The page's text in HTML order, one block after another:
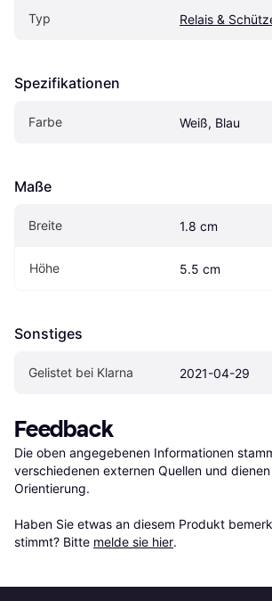
Typ Relais &
Spezifikationen
Farbe Weiß, Blau
Maße
Breite 1.8 cm
Höhe 5.5 cm
Sonstiges
Gelistet bei Klarna 2021-04-29
Feedback
Die oben angegebenen Informationen
verschiedenen externen Quellen und
Orientierung.
Haben Sie etwas an diesem Produkt
stimmt? Bitte melde sie hier.